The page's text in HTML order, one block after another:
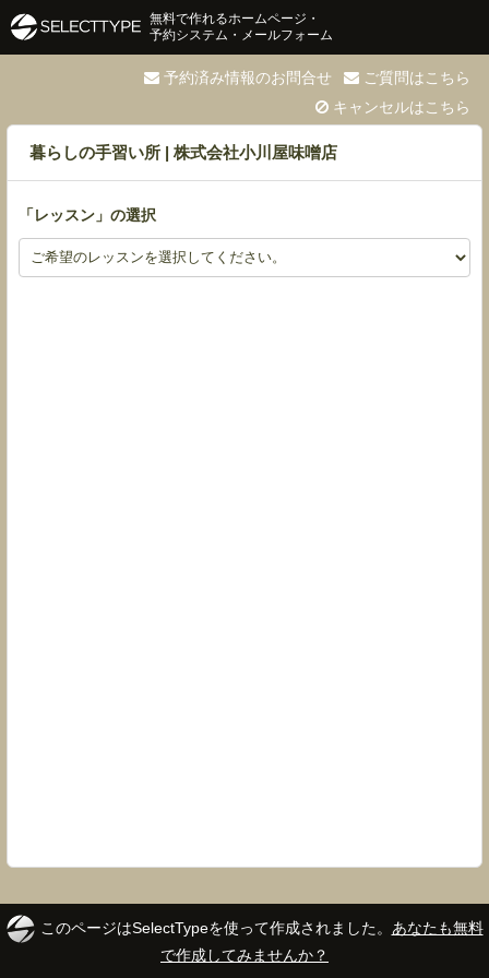
予約済み情報のお問合せ
ご質問はこちら
キャンセルはこちら
暮らしの手習い所 | 株式会社小川屋味噌店
「レッスン 」の選択
無料で作れるホームページ・
予約システム・メールフォーム
このページはSelectTypeを使って作成されました。 あなたも無料
で作成してみませんか？